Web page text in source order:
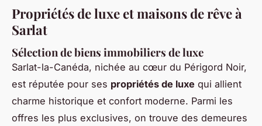
Propriétés de luxe et maisons de rêve à
Sarlat
Sélection de biens immobiliers de luxe
Sarlat-la-Canéda, nichée au cœur du Périgord Noir,
est réputée pour ses propriétés de luxe qui allient
charme historique et confort moderne. Parmi les
offres les plus exclusives, on trouve des demeures